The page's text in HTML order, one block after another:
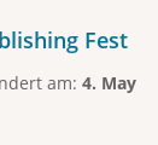
Fest
am: 4. May